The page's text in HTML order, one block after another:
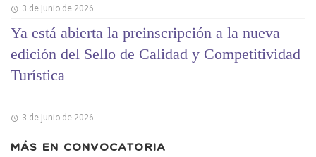
3 de junio de 2026
Ya está abierta la preinscripción a la nueva
edición del Sello de Calidad y Competitividad
Turística
3 de junio de 2026
MÁS EN CONVOCATORIA